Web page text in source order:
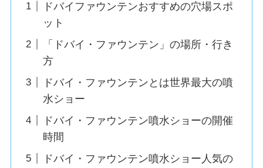
ドバイファウンテンおすすめの穴場スポ
ット
「ドバイ・ファウンテン」の場所・行き
方
ドバイ・ファウンテンとは世界最大の噴
水ショー
ドバイ・ファウンテン噴水ショーの開催
時間
ドバイ・ファウンテン噴水ショー人気の